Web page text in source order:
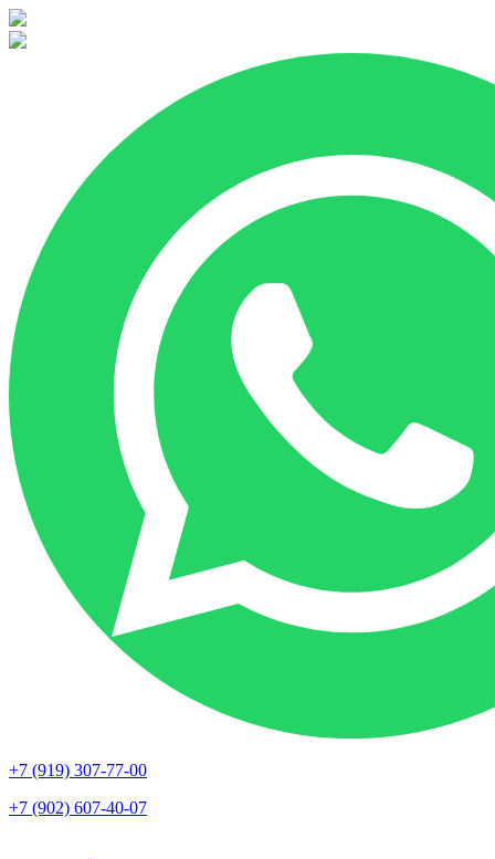
+7 (919) 307-77-00
+7 (902) 607-40-07